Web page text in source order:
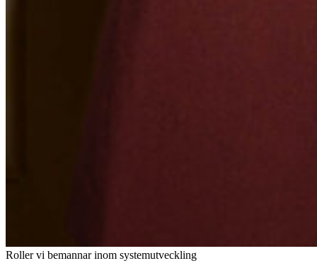
Roller vi bemannar inom systemutveckling